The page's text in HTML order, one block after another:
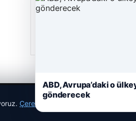
Hastaş Beton
Çerez Politikamız
ABD, Avrupa’daki o
gönderecek